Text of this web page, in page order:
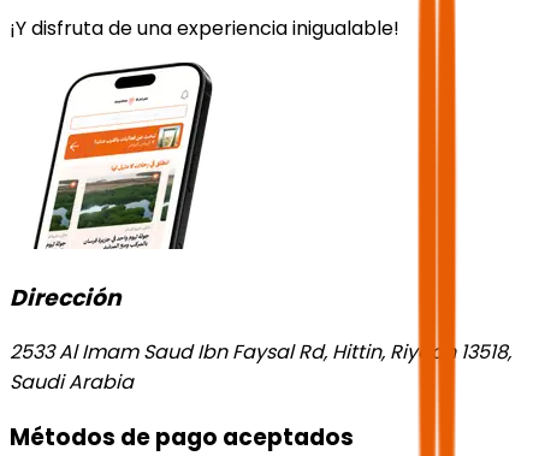
¡Y disfruta de una experiencia inigualable!
Dirección
2533 Al Imam Saud Ibn Faysal Rd, Hittin, Riyadh 13518,
Saudi Arabia
Métodos de pago aceptados